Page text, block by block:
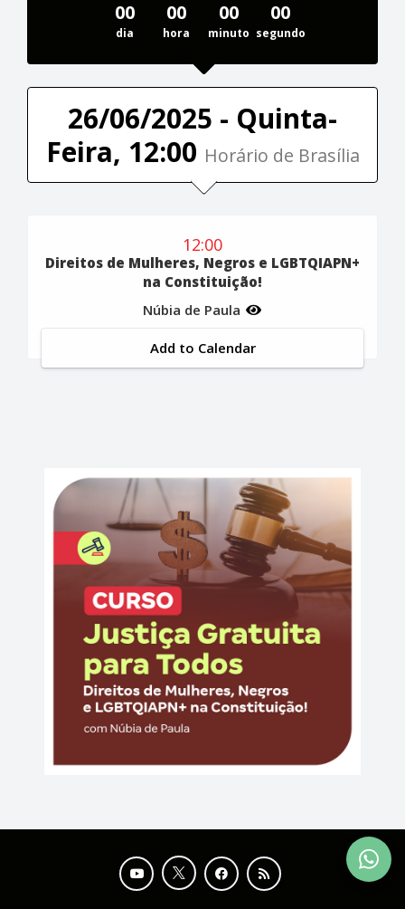
00
dia
00
hora
00
minuto
00
segundo
26/06/2025 - Quinta-
Feira, 12:00 Horário de Brasília
12:00
Direitos de Mulheres, Negros e LGBTQIAPN+
na Constituição!
Núbia de Paula
Add to Calendar